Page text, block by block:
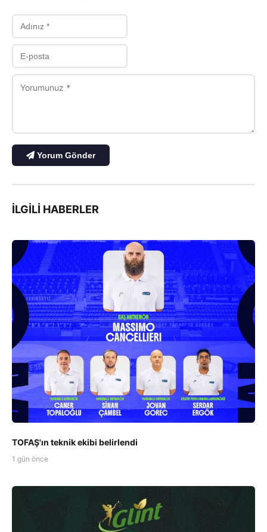
Yorum Gönder
İLGILI HABERLER
TOFAŞ'ın teknik ekibi belirlendi
1 gün önce